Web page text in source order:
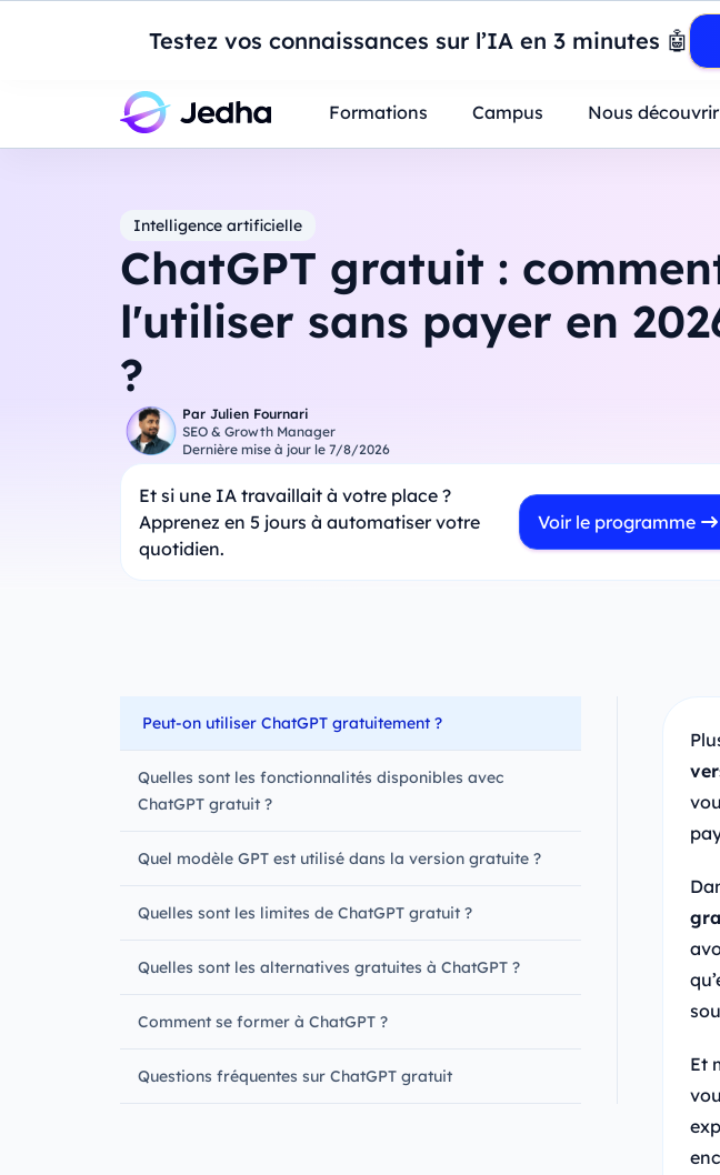
Testez vos connaissances sur l’IA en 3 minutes 🤖
Introduction à Power BI : construisez votre
Formations Campus Nous découvrir
Intelligence artificielle
ChatGPT gratuit :
l'utiliser sans payer en
?
Par Julien Fournari
SEO & Growth Manager
Dernière mise à jour le 7/8/2026
Et si une IA travaillait à votre place ?
Apprenez en 5 jours à automatiser votre
quotidien.
Voir le programme
Peut-on utiliser ChatGPT gratuitement ?
Quelles sont les fonctionnalités disponibles avec
ChatGPT gratuit ?
Quel modèle GPT est utilisé dans la version gratuite ?
Quelles sont les limites de ChatGPT gratuit ?
Quelles sont les alternatives gratuites à ChatGPT ?
Comment se former à ChatGPT ?
Questions fréquentes sur ChatGPT gratuit
Et